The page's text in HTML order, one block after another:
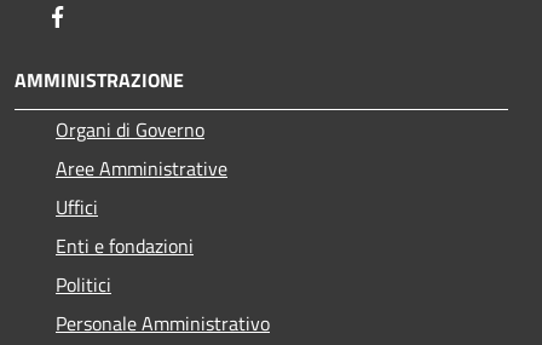
AMMINISTRAZIONE
Organi di Governo
Aree Amministrative
Uffici
Enti e fondazioni
Politici
Personale Amministrativo